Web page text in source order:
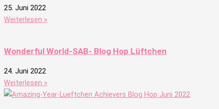
25. Juni 2022
Weiterlesen »
Wonderful World-SAB- Blog Hop Lüftchen
24. Juni 2022
Weiterlesen »